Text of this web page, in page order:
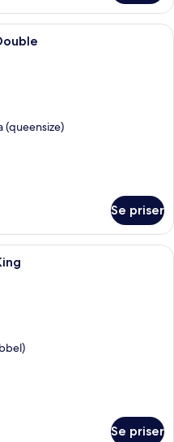
av topp kvalitet, dundyner
(queensize)
Se priser
av topp kvalitet, dundyner
Se priser